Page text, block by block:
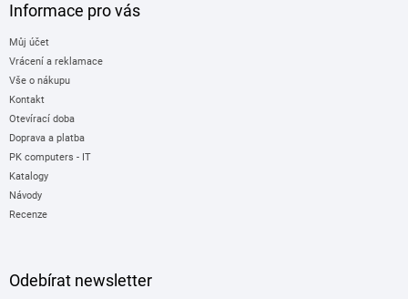
Informace pro vás
Můj účet
Vrácení a reklamace
Vše o nákupu
Kontakt
Otevírací doba
Doprava a platba
PK computers - IT
Katalogy
Návody
Recenze
Odebírat newsletter